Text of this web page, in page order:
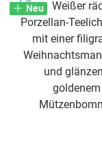
Neu